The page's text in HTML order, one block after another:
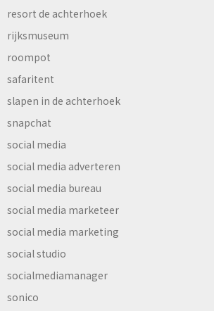
resort de achterhoek
rijksmuseum
roompot
safaritent
slapen in de achterhoek
snapchat
social media
social media adverteren
social media bureau
social media marketeer
social media marketing
social studio
socialmediamanager
sonico